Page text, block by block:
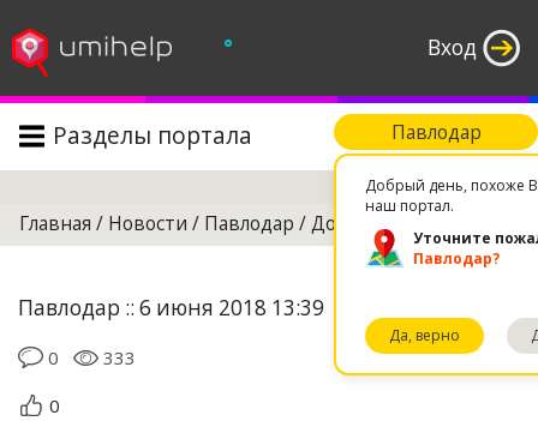
Вход
°
Павлодар
Добрый день, похоже
наш портал.
Уточните
Павлодар?
Да, верно
Разделы портала Поиск
Главная / Новости / Павлодар /Доброе утро!
Павлодар :: 6 июня 2018 13:39
0
333
0